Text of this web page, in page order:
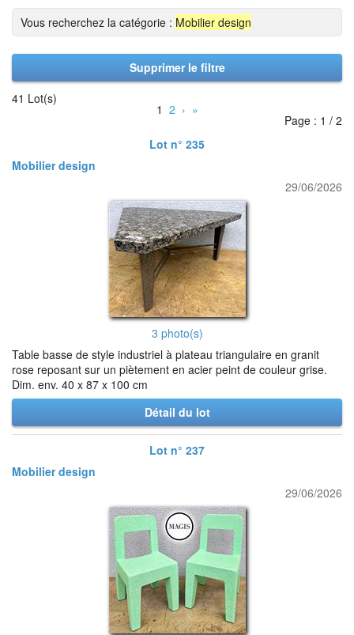
Vous recherchez la catégorie : Mobilier design
Supprimer le filtre
41 Lot(s)
1 2 › »
Page : 1 / 2
Lot n° 235
Mobilier design
29/06/2026
3 photo(s)
Table basse de style industriel à plateau triangulaire en granit
rose reposant sur un piètement en acier peint de couleur grise.
Dim. env. 40 x 87 x 100 cm
Détail du lot
Lot n° 237
Mobilier design
29/06/2026